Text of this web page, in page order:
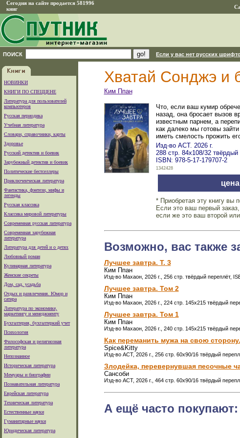
Сегодня на сайте продается 581996
книг
ПОИСК Если у вас нет русских
НОВИНКИ
КНИГИ ПО СПЕЦЦЕНЕ
Литература для пользователей
компьютеров
Русская периодика
Учебная литература
Словари, справочники, карты
Здоровье
Русский детектив и боевик
Зарубежный детектив и боевик
Политические бестселлеры
Приключенческая литература
Фантастика, фэнтези, мифы и
легенды
Русская классика
Классика мировой литературы
Современная русская литература
Современная зарубежная
литература
Литература для детей и о детях
Любовный роман
Кулинарная литература
Женские секреты
Дом, сад, усадьба
Отдых и развлечения. Юмор и
сатира
Литература по экономике,
маркетингу и менеджменту
Бухгалтерия, бухгалтеркий учет
Психология
Философская и религиозная
литература
Непознанное
Историческая литература
Мемуары и биографии
Познавательная литература
Еврейская литература
Техническая литература
Естественные науки
Гуманитарные науки
Юридическая литература
Хватай Сонджэ и
Ким Ппан
Что, если ваш кумир
назад, она бросает вызов
известным парнем, а
как далеко мы готовы
иметь смелость прожить
Изд-во АСТ. 2026 г.
288 стр. 84x108/32 твёрдый
ISBN: 978-5-17-179707-2
1342428
* Приобретая эту книгу вы
Если это ваш первый
если же это ваш второй
Возможно, вас также
Лучшее завтра. Т. 3
Ким Ппан
Изд-во Махаон, 2026 г., 256 стр. твёрдый переплёт,
Лучшее завтра. Том 2
Ким Ппан
Изд-во Махаон, 2026 г., 224 стр. 145х215 твёрдый
Лучшее завтра. Том 1
Ким Ппан
Изд-во Махаон, 2026 г., 240 стр. 145х215 твёрдый
Как переманить мужа на свою
Spice&Kitty
Изд-во АСТ, 2026 г., 256 стр. 60x90/16 твёрдый
Злодейка, перевернувшая песочные
Сансоби
Изд-во АСТ, 2026 г., 464 стр. 60x90/16 твёрдый
А ещё часто покупают: